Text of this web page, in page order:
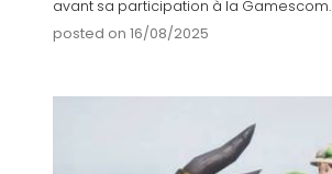
avant sa participation à la Gamescom.
posted on 16/08/2025